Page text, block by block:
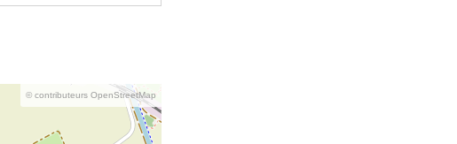
© contributeurs OpenStreetMap